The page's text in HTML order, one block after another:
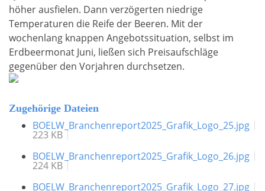
höher ausfielen. Dann verzögerten niedrige
Temperaturen die Reife der Beeren. Mit der
wochenlang knappen Angebotssituation, selbst im
Erdbeermonat Juni, ließen sich Preisaufschläge
gegenüber den Vorjahren durchsetzen.
Zugehörige Dateien
BOELW_Branchenreport2025_Grafik_Logo_25.jpg
223 KB
BOELW_Branchenreport2025_Grafik_Logo_26.jpg
224 KB
BOELW_Branchenreport2025_Grafik_Logo_27.jpg